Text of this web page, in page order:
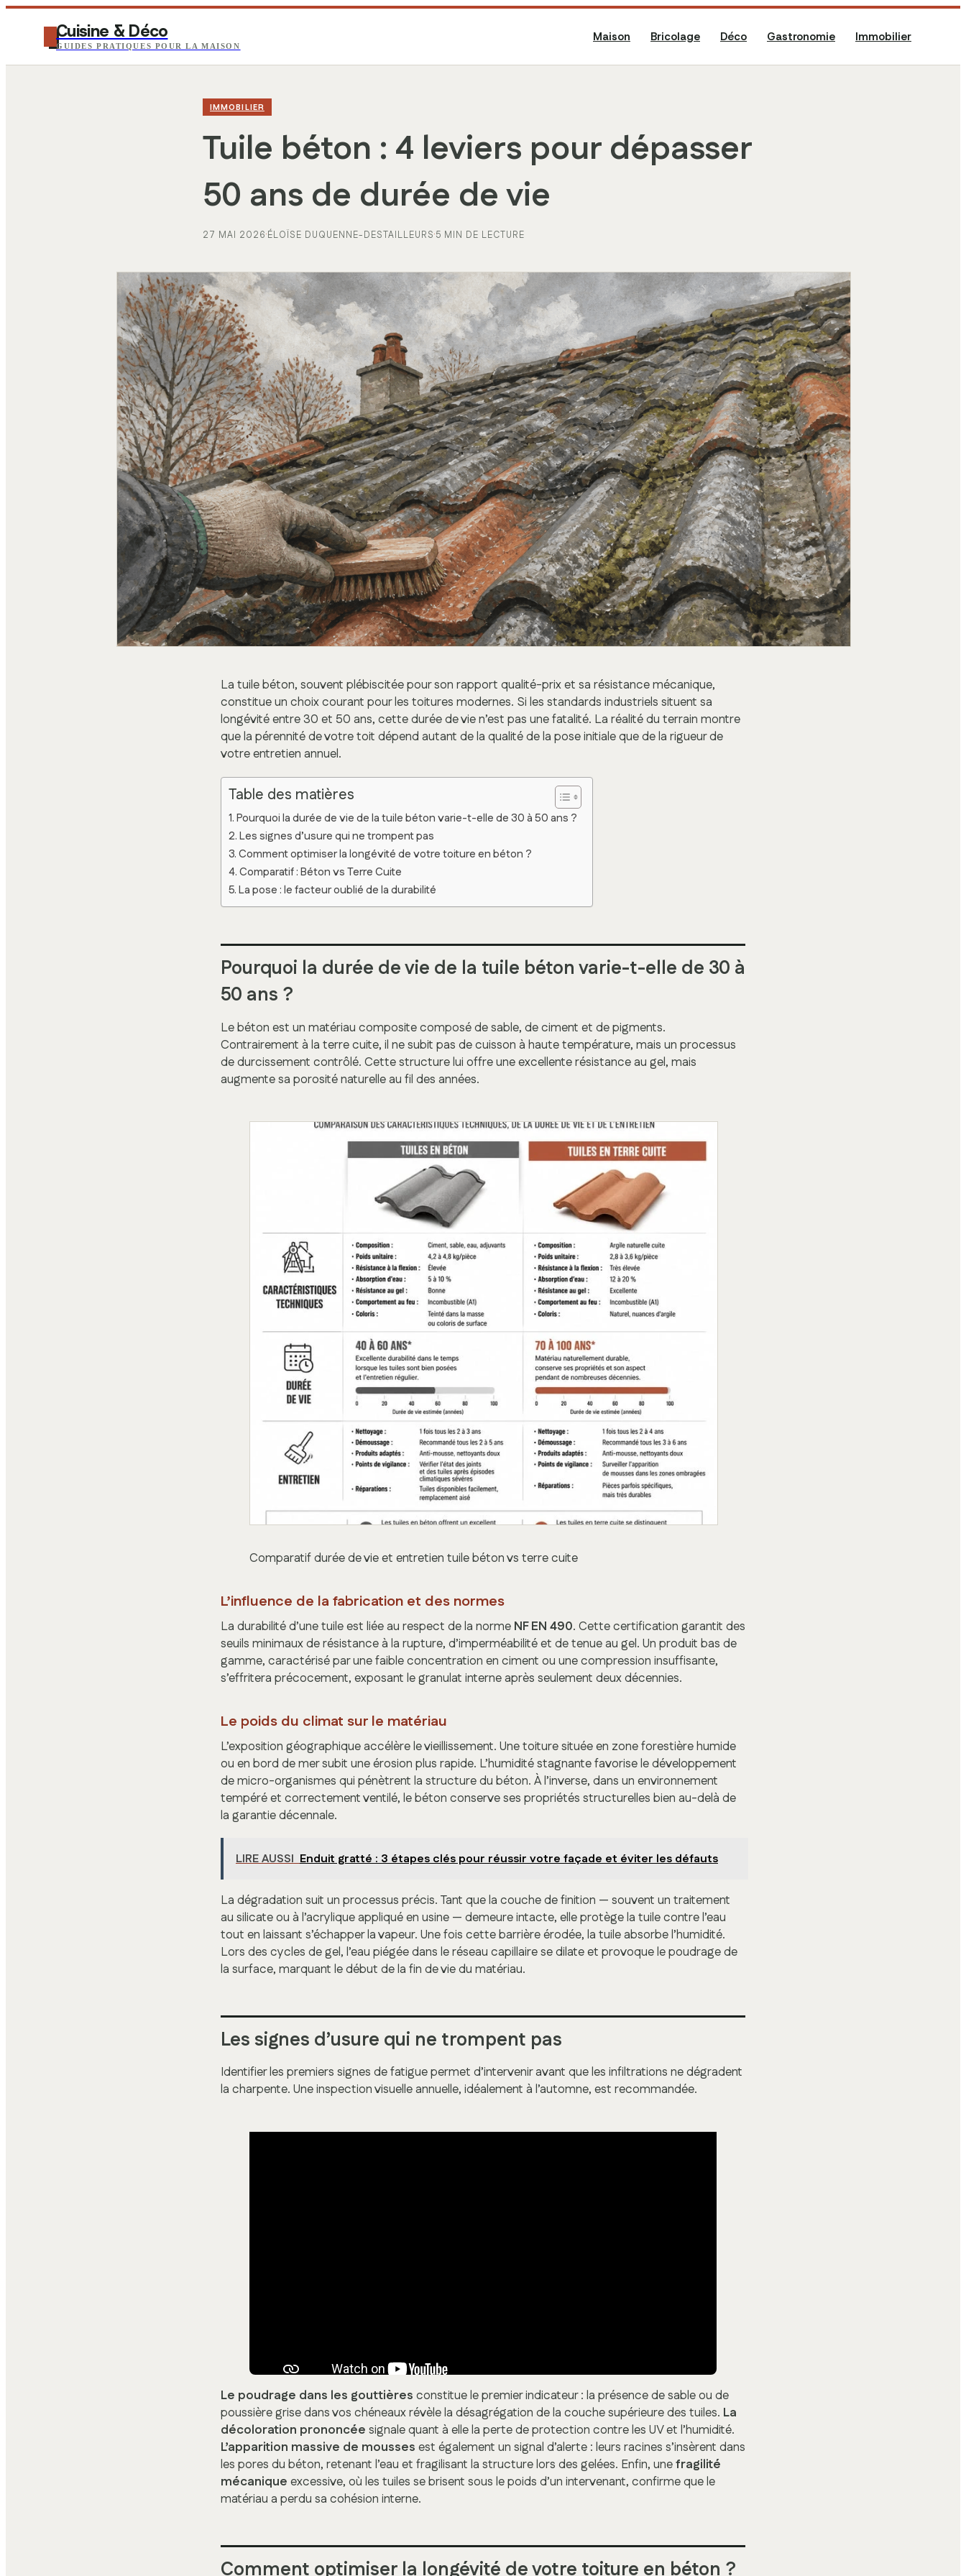
Cuisine & Déco
GUIDES PRATIQUES POUR LA MAISON
Maison Bricolage Déco Gastronomie Immobilier
IMMOBILIER
Tuile béton : 4 leviers pour dépasser
50 ans de durée de vie
27 MAI 2026·ÉLOÏSE DUQUENNE-DESTAILLEURS·5 MIN DE LECTURE
La tuile béton, souvent plébiscitée pour son rapport qualité-prix et sa résistance mécanique,
constitue un choix courant pour les toitures modernes. Si les standards industriels situent sa
longévité entre 30 et 50 ans, cette durée de vie n’est pas une fatalité. La réalité du terrain montre
que la pérennité de votre toit dépend autant de la qualité de la pose initiale que de la rigueur de
votre entretien annuel.
Table des matières
Pourquoi la durée de vie de la tuile béton varie-t-elle de 30 à 50 ans ?
Les signes d’usure qui ne trompent pas
Comment optimiser la longévité de votre toiture en béton ?
Comparatif : Béton vs Terre Cuite
La pose : le facteur oublié de la durabilité
Pourquoi la durée de vie de la tuile béton varie-t-elle de 30 à
50 ans ?
Le béton est un matériau composite composé de sable, de ciment et de pigments.
Contrairement à la terre cuite, il ne subit pas de cuisson à haute température, mais un processus
de durcissement contrôlé. Cette structure lui offre une excellente résistance au gel, mais
augmente sa porosité naturelle au fil des années.
Comparatif durée de vie et entretien tuile béton vs terre cuite
L’influence de la fabrication et des normes
La durabilité d’une tuile est liée au respect de la norme NF EN 490. Cette certification garantit des
seuils minimaux de résistance à la rupture, d’imperméabilité et de tenue au gel. Un produit bas de
gamme, caractérisé par une faible concentration en ciment ou une compression insuffisante,
s’effritera précocement, exposant le granulat interne après seulement deux décennies.
Le poids du climat sur le matériau
L’exposition géographique accélère le vieillissement. Une toiture située en zone forestière humide
ou en bord de mer subit une érosion plus rapide. L’humidité stagnante favorise le développement
de micro-organismes qui pénètrent la structure du béton. À l’inverse, dans un environnement
tempéré et correctement ventilé, le béton conserve ses propriétés structurelles bien au-delà de
la garantie décennale.
LIRE AUSSI Enduit gratté : 3 étapes clés pour réussir votre façade et éviter les défauts
La dégradation suit un processus précis. Tant que la couche de finition — souvent un traitement
au silicate ou à l’acrylique appliqué en usine — demeure intacte, elle protège la tuile contre l’eau
tout en laissant s’échapper la vapeur. Une fois cette barrière érodée, la tuile absorbe l’humidité.
Lors des cycles de gel, l’eau piégée dans le réseau capillaire se dilate et provoque le poudrage de
la surface, marquant le début de la fin de vie du matériau.
Les signes d’usure qui ne trompent pas
Identifier les premiers signes de fatigue permet d’intervenir avant que les infiltrations ne dégradent
la charpente. Une inspection visuelle annuelle, idéalement à l’automne, est recommandée.
Le poudrage dans les gouttières constitue le premier indicateur : la présence de sable ou de
poussière grise dans vos chéneaux révèle la désagrégation de la couche supérieure des tuiles. La
décoloration prononcée signale quant à elle la perte de protection contre les UV et l’humidité.
L’apparition massive de mousses est également un signal d’alerte : leurs racines s’insèrent dans
les pores du béton, retenant l’eau et fragilisant la structure lors des gelées. Enfin, unefragilité
mécanique excessive, où les tuiles se brisent sous le poids d’un intervenant, confirme que le
matériau a perdu sa cohésion interne.
Comment optimiser la longévité de votre toiture en béton ?